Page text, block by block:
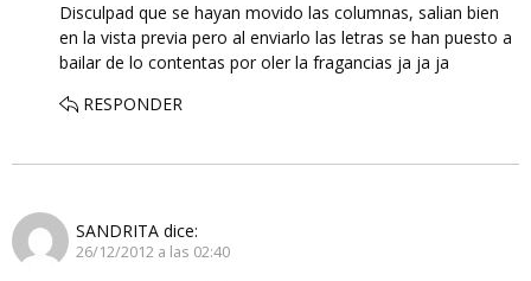
Disculpad que se hayan movido las columnas, salian bien
en la vista previa pero al enviarlo las letras se han puesto a
bailar de lo contentas por oler la fragancias ja ja ja
RESPONDER
SANDRITA dice:
26/12/2012 a las 02:40